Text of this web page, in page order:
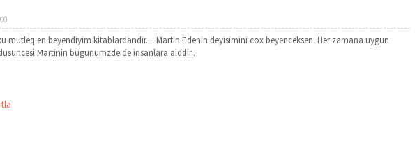
mutleq en beyendiyim kitablardandir.... Martin Edenin deyisimini cox beyenceksen. Her zamana uygun
Martinin bugunumzde de insanlara aiddir..